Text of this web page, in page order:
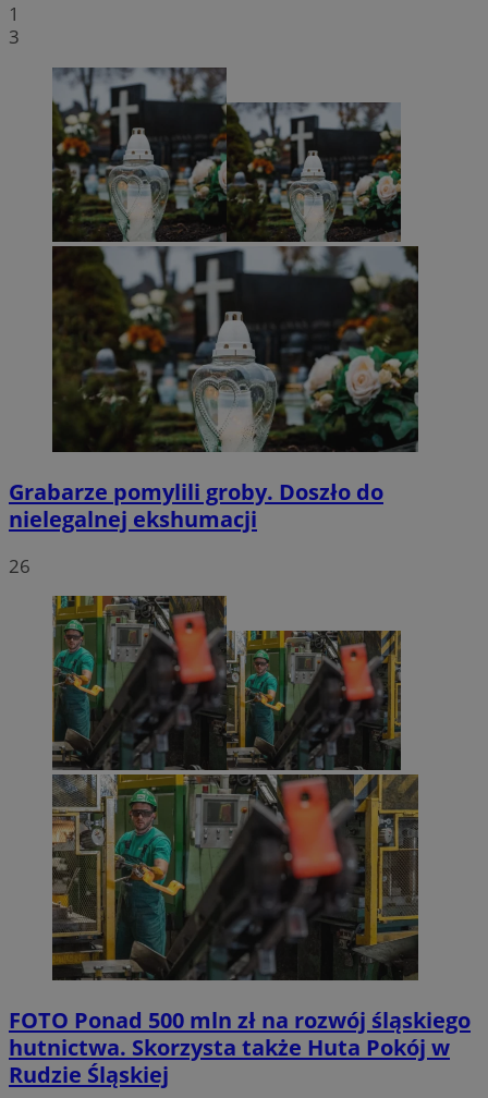
1
3
Grabarze pomylili groby. Doszło do
nielegalnej ekshumacji
26
FOTO Ponad 500 mln zł na rozwój śląskiego
hutnictwa. Skorzysta także Huta Pokój w
Rudzie Śląskiej